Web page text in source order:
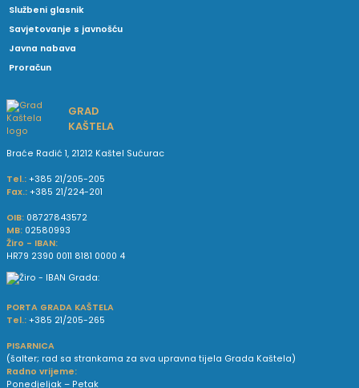
Službeni glasnik
Savjetovanje s javnošću
Javna nabava
Proračun
GRAD
KAŠTELA
Braće Radić 1, 21212 Kaštel Sućurac
Tel.: +385 21/205-205
Fax.: +385 21/224-201
OIB: 08727843572
MB: 02580993
Žiro - IBAN:
HR79 2390 0011 8181 0000 4
PORTA GRADA KAŠTELA
Tel.: +385 21/205-265
PISARNICA
(šalter; rad sa strankama za sva upravna tijela Grada Kaštela)
Radno vrijeme:
Ponedjeljak – Petak